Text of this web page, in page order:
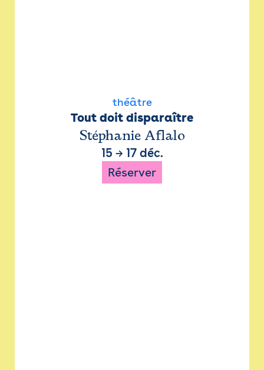
théâtre
Tout doit disparaître
Stéphanie Aflalo
15 → 17 déc.
Réserver